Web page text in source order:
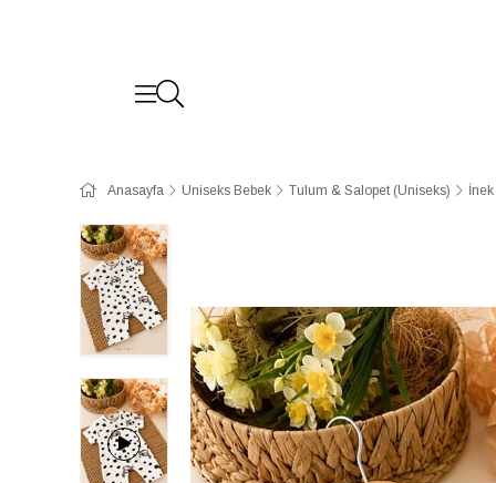
Anasayfa Uniseks Bebek Tulum & Salopet (Uniseks)